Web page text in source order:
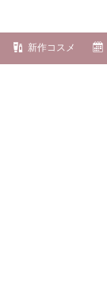
新作コスメ